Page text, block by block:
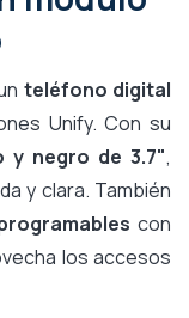
teléfono digital
Unify. Con su
y negro de 3.7",
y clara. También
con
los accesos